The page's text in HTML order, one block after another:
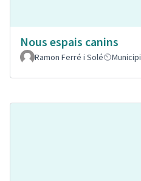
Nous espais canins
Ramon Ferré i Solé
Municipi